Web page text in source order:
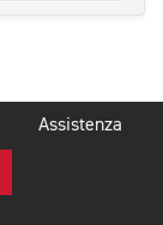
Assistenza